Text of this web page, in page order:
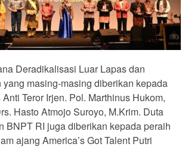
Deradikalisasi Luar Lapas dan
masing-masing diberikan kepada
Teror Irjen. Pol. Marthinus Hukom,
Hasto Atmojo Suroyo, M.Krim. Duta
BNPT RI juga diberikan kepada peraih
ajang America’s Got Talent Putri